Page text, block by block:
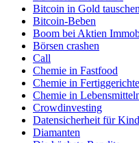
Bitcoin in Gold tauschen
Bitcoin-Beben
Boom bei Aktien
Börsen crashen
Call
Chemie in Fastfood
Chemie in
Chemie in
Crowdinvesting
Datensicherheit für
Diamanten